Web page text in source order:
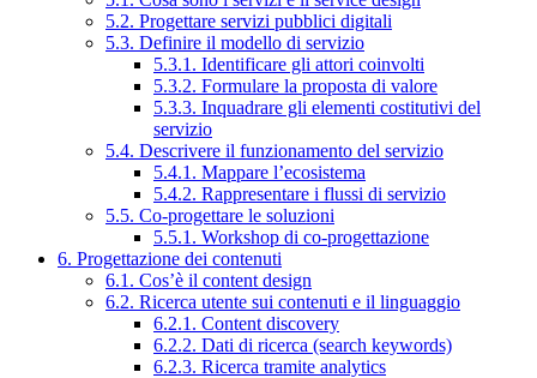
5.2. Progettare servizi pubblici digitali
5.3. Definire il modello di servizio
5.3.1. Identificare gli attori coinvolti
5.3.2. Formulare la proposta di valore
5.3.3. Inquadrare gli elementi costitutivi del
servizio
5.4. Descrivere il funzionamento del servizio
5.4.1. Mappare l’ecosistema
5.4.2. Rappresentare i flussi di servizio
5.5. Co-progettare le soluzioni
5.5.1. Workshop di co-progettazione
6. Progettazione dei contenuti
6.1. Cos’è il content design
6.2. Ricerca utente sui contenuti e il linguaggio
6.2.1. Content discovery
6.2.2. Dati di ricerca (search keywords)
6.2.3. Ricerca tramite analytics